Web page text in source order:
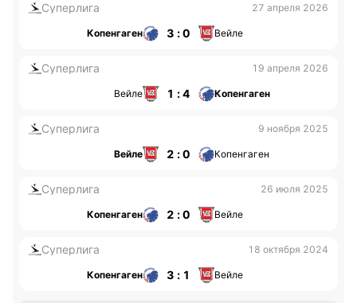
Суперлига 27 апреля 2026
Копенгаген 3 : 0 Вейле
Суперлига 19 апреля 2026
Вейле 1 : 4 Копенгаген
Суперлига 9 ноября 2025
Вейле 2 : 0 Копенгаген
Суперлига 26 июля 2025
Копенгаген 2 : 0 Вейле
Суперлига 18 октября 2024
Копенгаген 3 : 1 Вейле